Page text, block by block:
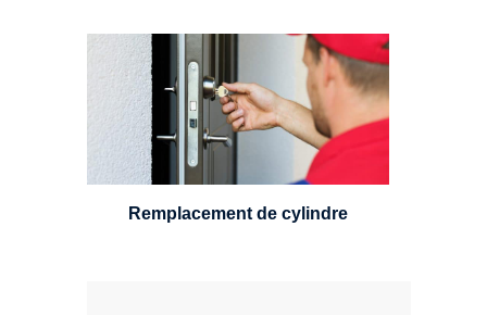
Un serrurier sera en mesure de
choisir et remplacer un cylindre
standard, à 5 leviers ou à 3
leviers, Mul-T-Lock ou encore
multipoints.
Remplacement de cylindre